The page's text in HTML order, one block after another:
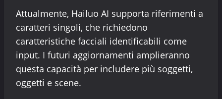
Attualmente, Hailuo AI supporta riferimenti a
caratteri singoli, che richiedono
caratteristiche facciali identificabili come
input. I futuri aggiornamenti amplieranno
questa capacità per includere più soggetti,
oggetti e scene.